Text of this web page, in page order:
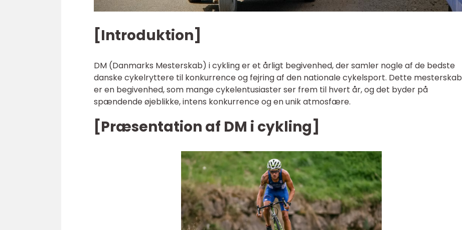
[Introduktion]
DM (Danmarks Mesterskab) i cykling er et årligt begivenhed, der samler nogle af de bedste
danske cykelryttere til konkurrence og fejring af den nationale cykelsport. Dette mesterskab
er en begivenhed, som mange cykelentusiaster ser frem til hvert år, og det byder på
spændende øjeblikke, intens konkurrence og en unik atmosfære.
[Præsentation af DM i cykling]